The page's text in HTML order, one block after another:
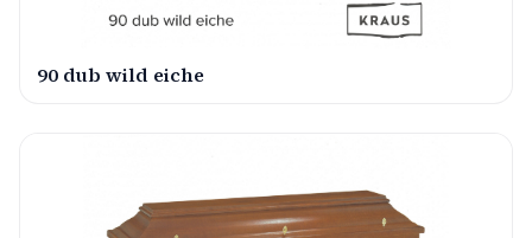
90 dub wild eiche